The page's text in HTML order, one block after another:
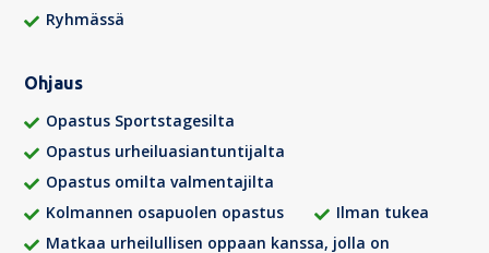
Ryhmässä
Ohjaus
Opastus Sportstagesilta
Opastus urheiluasiantuntijalta
Opastus omilta valmentajilta
Kolmannen osapuolen opastus
Ilman tukea
Matkaa urheilullisen oppaan kanssa, jolla on